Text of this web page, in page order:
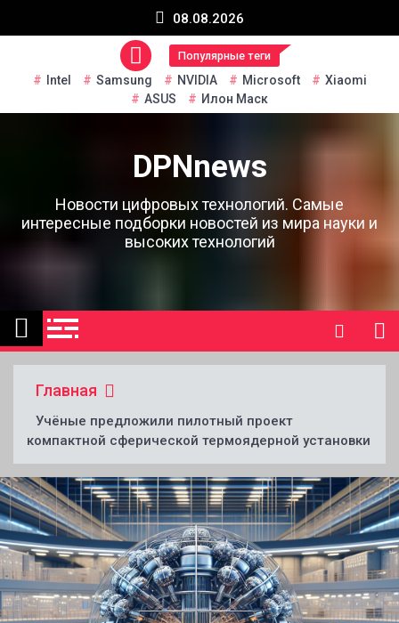
08.08.2026
Популярные теги
Intel Samsung NVIDIA Microsoft
Xiaomi
ASUS
Илон Маск
DPNnews
Новости цифровых технологий. Самые
интересные подборки новостей из мира науки и
высоких технологий
Главная
Учёные предложили пилотный проект
компактной сферической термоядерной установки